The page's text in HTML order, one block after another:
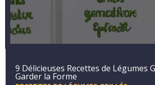
9 Délicieuses Recettes de Légumes
Garder la Forme